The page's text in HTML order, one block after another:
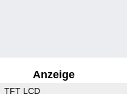
Anzeige
TFT LCD